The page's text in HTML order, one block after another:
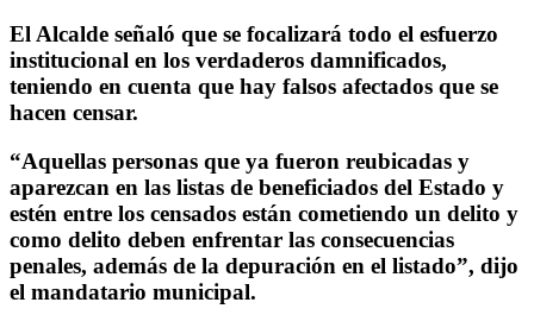
El Alcalde señaló que se focalizará todo el esfuerzo
institucional en los verdaderos damnificados,
teniendo en cuenta que hay falsos afectados que se
hacen censar.
“Aquellas personas que ya fueron reubicadas y
aparezcan en las listas de beneficiados del Estado y
estén entre los censados están cometiendo un delito y
como delito deben enfrentar las consecuencias
penales, además de la depuración en el listado”, dijo
el mandatario municipal.